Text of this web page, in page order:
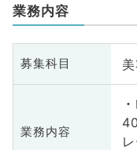
業務内容
募集科目
業務内容